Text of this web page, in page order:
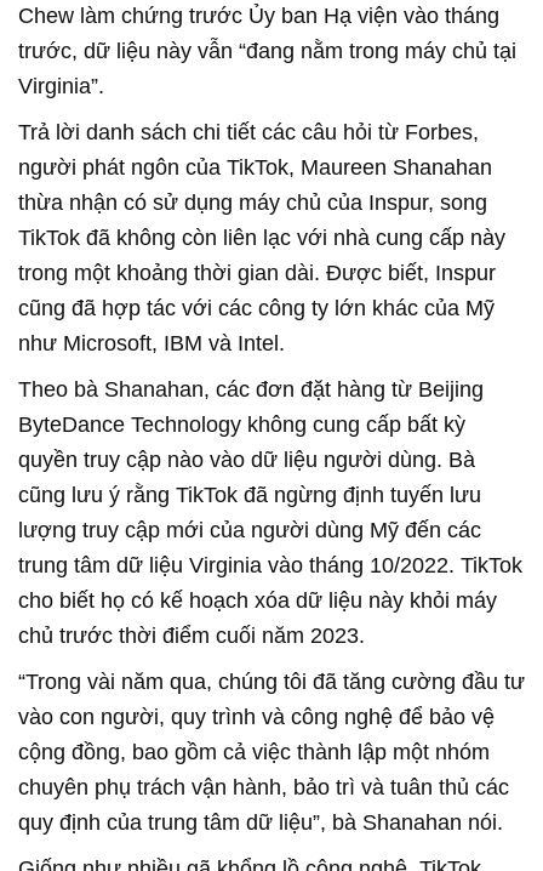
Chew làm chứng trước Ủy ban Hạ viện vào tháng
trước, dữ liệu này vẫn “đang nằm trong máy chủ tại
Virginia”.
Trả lời danh sách chi tiết các câu hỏi từ Forbes,
người phát ngôn của TikTok, Maureen Shanahan
thừa nhận có sử dụng máy chủ của Inspur, song
TikTok đã không còn liên lạc với nhà cung cấp này
trong một khoảng thời gian dài. Được biết, Inspur
cũng đã hợp tác với các công ty lớn khác của Mỹ
như Microsoft, IBM và Intel.
Theo bà Shanahan, các đơn đặt hàng từ Beijing
ByteDance Technology không cung cấp bất kỳ
quyền truy cập nào vào dữ liệu người dùng. Bà
cũng lưu ý rằng TikTok đã ngừng định tuyến lưu
lượng truy cập mới của người dùng Mỹ đến các
trung tâm dữ liệu Virginia vào tháng 10/2022. TikTok
cho biết họ có kế hoạch xóa dữ liệu này khỏi máy
chủ trước thời điểm cuối năm 2023.
“Trong vài năm qua, chúng tôi đã tăng cường đầu tư
vào con người, quy trình và công nghệ để bảo vệ
cộng đồng, bao gồm cả việc thành lập một nhóm
chuyên phụ trách vận hành, bảo trì và tuân thủ các
quy định của trung tâm dữ liệu”, bà Shanahan nói.